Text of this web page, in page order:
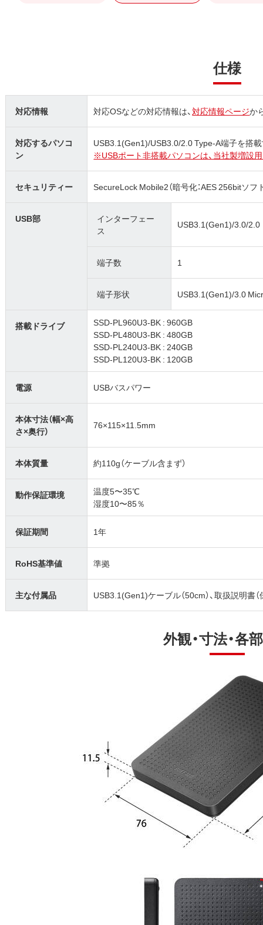
仕様
対応情報 対応OSなどの対応情報は、対応情報ページか
対応するパソコ
ン
USB3.1(Gen1)/USB3.0/2.0 Type-A端子を搭
※USBポート非搭載パソコンは、当社製増設
セキュリティー SecureLock Mobile2（暗号化：AES 256bitソフ
USB部
インターフェー
ス
USB3.1(Gen1)/3.0/2.0
端子数 1
端子形状 USB3.1(Gen1)/3.0
搭載ドライブ
SSD-PL960U3-BK : 960GB
SSD-PL480U3-BK : 480GB
SSD-PL240U3-BK : 240GB
SSD-PL120U3-BK : 120GB
電源 USBバスパワー
本体寸法（幅×高
さ×奥行）
76×115×11.5mm
本体質量 約110g（ケーブル含まず）
動作保証環境
温度5〜35℃
湿度10〜85％
保証期間 1年
RoHS基準値 準拠
主な付属品 USB3.1(Gen1)ケーブル（50cm）、取扱説明書（
外観・寸法・各